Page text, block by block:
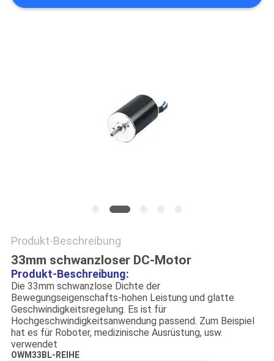
Produkt-Beschreibung
33mm schwanzloser DC-Motor
Produkt-Beschreibung:
Die 33mm schwanzlose Dichte der
Bewegungseigenschafts-hohen Leistung und glatte
Geschwindigkeitsregelung. Es ist für
Hochgeschwindigkeitsanwendung passend. Zum Beispiel
hat es für Roboter, medizinische Ausrüstung, usw.
verwendet
OWM33BL-REIHE